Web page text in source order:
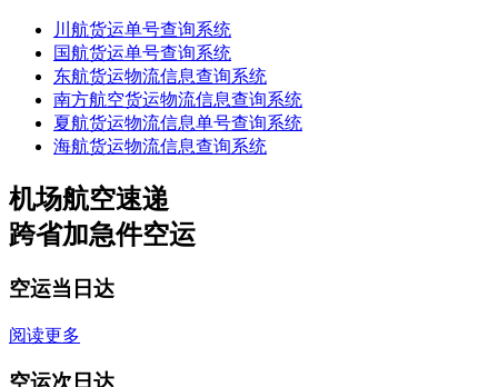
川航货运单号查询系统
国航货运单号查询系统
东航货运物流信息查询系统
南方航空货运物流信息查询系统
夏航货运物流信息单号查询系统
海航货运物流信息查询系统
机场航空速递
跨省加急件空运
空运当日达
阅读更多